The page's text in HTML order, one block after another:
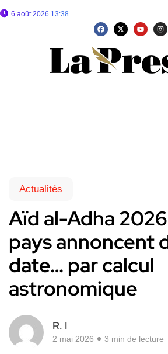
6 août 2026 13:38
Actualités
Aïd al-Adha
pays annoncent
date… par calcul
astronomique
R. I
2 mai 2026 3 min de lecture